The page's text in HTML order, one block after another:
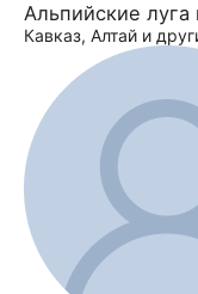
Альпийские луга
Кавказ, Алтай и